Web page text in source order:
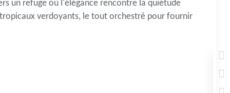
un refuge où l'élégance rencontre la quiétude
verdoyants, le tout orchestré pour fournir